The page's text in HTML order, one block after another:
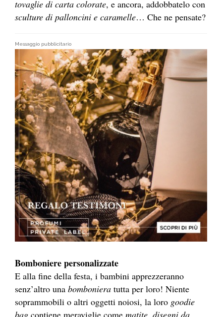
tovaglie di carta colorate, e ancora, addobbatelo con
sculture di palloncini e caramelle… Che ne pensate?
Messaggio pubblicitario
Bomboniere personalizzate
E alla fine della festa, i bambini apprezzeranno
senz’altro una bomboniera tutta per loro! Niente
soprammobili o altri oggetti noiosi, la loro goodie